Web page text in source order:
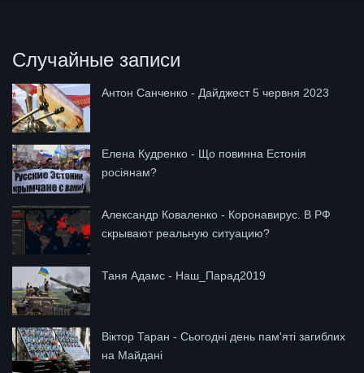
Случайные записи
Антон Санченко - Дайджест 5 червня 2023
Елена Кудренко - Що повинна Естонія
росіянам?
Александр Коваленко - Коронавирус. В РФ
скрывают реальную ситуацию?
Таня Адамс - Наш_Парад2019
Віктор Таран - Сьогодні день пам'яті загиблих
на Майдані